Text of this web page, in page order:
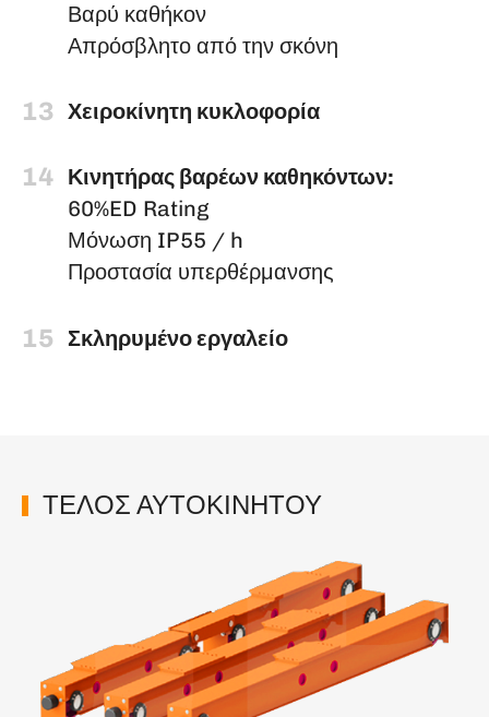
Βαρύ καθήκον
Απρόσβλητο από την σκόνη
13 Χειροκίνητη κυκλοφορία
14 Κινητήρας βαρέων καθηκόντων:
60%ED Rating
Μόνωση IP55 / h
Προστασία υπερθέρμανσης
15 Σκληρυμένο εργαλείο
ΤΕΛΟΣ ΑΥΤΟΚΙΝΗΤΟΥ